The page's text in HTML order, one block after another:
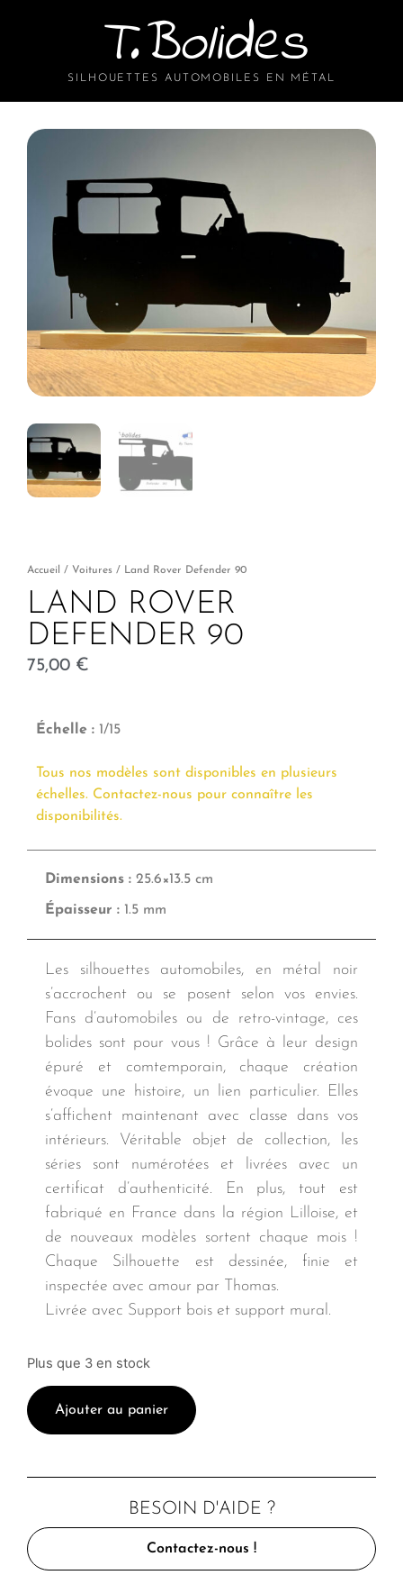
T.Bolides
SILHOUETTES AUTOMOBILES EN MÉTAL
Accueil / Voitures / Land Rover Defender 90
LAND ROVER
DEFENDER 90
75,00 €
Échelle : 1/15
Tous nos modèles sont disponibles en plusieurs
échelles. Contactez-nous pour connaître les
disponibilités.
Dimensions : 25.6×13.5 cm
Épaisseur : 1.5 mm
Les silhouettes automobiles, en métal noir
s’accrochent ou se posent selon vos envies.
Fans d’automobiles ou de retro-vintage, ces
bolides sont pour vous ! Grâce à leur design
épuré et comtemporain, chaque création
évoque une histoire, un lien particulier. Elles
s’affichent maintenant avec classe dans vos
intérieurs. Véritable objet de collection, les
séries sont numérotées et livrées avec un
certificat d’authenticité. En plus, tout est
fabriqué en France dans la région Lilloise, et
de nouveaux modèles sortent chaque mois !
Chaque Silhouette est dessinée, finie et
inspectée avec amour par Thomas.
Livrée avec Support bois et support mural.
Plus que 3 en stock
Ajouter au panier
BESOIN D'AIDE ?
Contactez-nous !